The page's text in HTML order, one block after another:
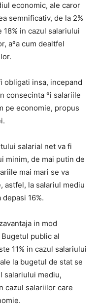
economic, ale caror
semnificativ, de la 2%
in cazul salariului
aºa cum dealtfel
obligati insa, incepand
consecinta ºi salariile
pe economie, propus
salarial net va fi
minim, de mai putin de
mai mari se va
astfel, la salariul mediu
16%.
in mod
public al
11% in cazul salariului
la bugetul de stat se
salariului mediu,
cazul salariilor care